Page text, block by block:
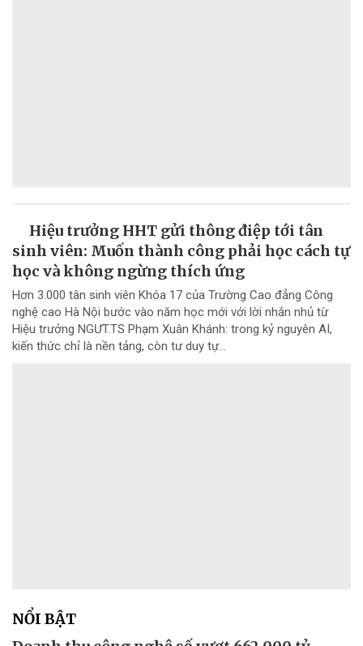
Hiệu trưởng HHT gửi thông điệp tới tân
sinh viên: Muốn thành công phải học cách tự
học và không ngừng thích ứng
Hơn 3.000 tân sinh viên Khóa 17 của Trường Cao đẳng Công
nghệ cao Hà Nội bước vào năm học mới với lời nhắn nhủ từ
Hiệu trưởng NGƯT.TS Phạm Xuân Khánh: trong kỷ nguyên AI,
kiến thức chỉ là nền tảng, còn tư duy tự...
NỔI BẬT